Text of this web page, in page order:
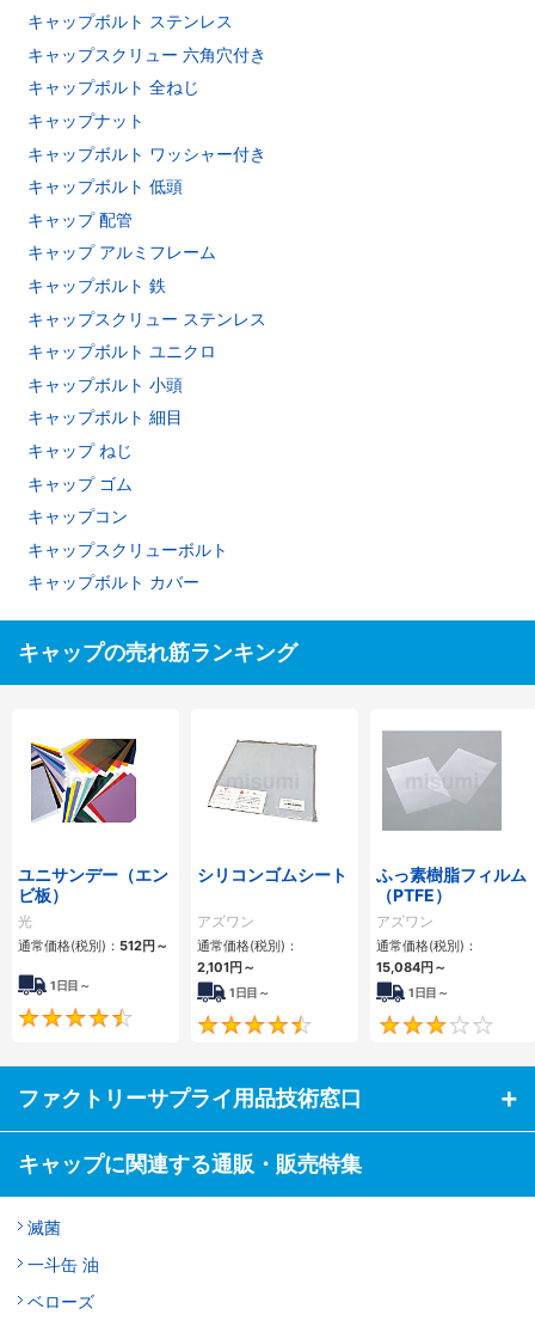
キャップボルト ステンレス
キャップスクリュー 六角穴付き
キャップボルト 全ねじ
キャップナット
キャップボルト ワッシャー付き
キャップボルト 低頭
キャップ 配管
キャップ アルミフレーム
キャップボルト 鉄
キャップスクリュー ステンレス
キャップボルト ユニクロ
キャップボルト 小頭
キャップボルト 細目
キャップ ねじ
キャップ ゴム
キャップコン
キャップスクリューボルト
キャップボルト カバー
キャップの売れ筋ランキング
ユニサンデー（エン
ビ板）
光
通常価格(税別)： 512円 ～
1日目～
4.4
シリコンゴムシート
アズワン
通常価格(税別)：
2,101円 ～
1日目～
4.5
ふっ素樹脂フィルム
（PTFE）
アズワン
通常価格(税別)：
15,084円 ～
1日目～
ファクトリーサプライ用品技術窓口
キャップに関連する通販・販売特集
滅菌
一斗缶 油
ベローズ